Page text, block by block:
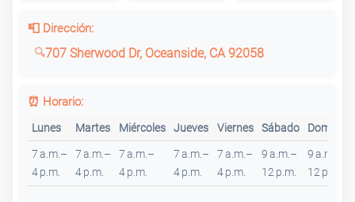
📮 Dirección:
707 Sherwood Dr, Oceanside, CA 92058
⏰ Horario:
Lunes Martes Miércoles Jueves Viernes Sábado Domingo
7 a.m.–
4 p.m.
7 a.m.–
4 p.m.
7 a.m.–
4 p.m.
7 a.m.–
4 p.m.
7 a.m.–
4 p.m.
9 a.m.–
12 p.m.
9 a.m.–
12 p.m.